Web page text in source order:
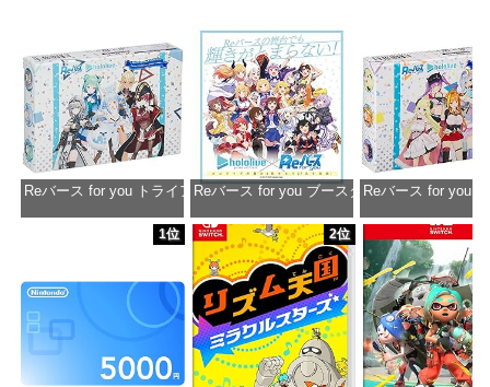
Reバース for you トライアルデッキ ホロライブプロダクション ver.ホロ
価格：¥1,650
Reバース for you ブースターパック ホロライ
価格：¥2,980
Reバース for you
価格：
1位 2位